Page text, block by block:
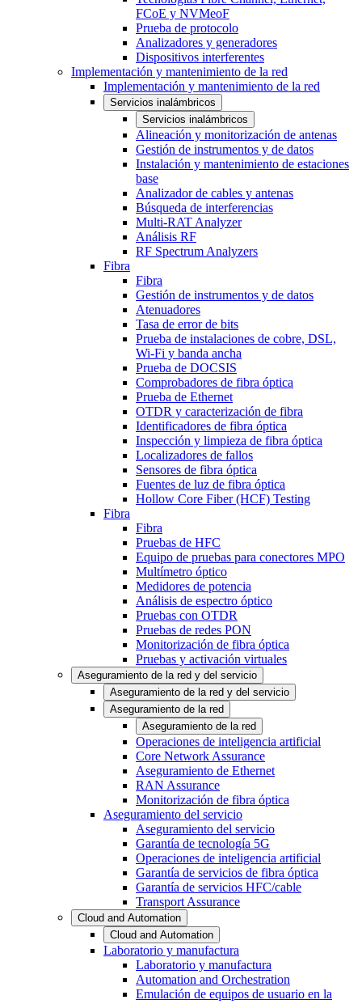
FCoE y NVMeoF
Prueba de protocolo
Analizadores y generadores
Dispositivos interferentes
Implementación y mantenimiento de la red
Implementación y mantenimiento de la red
Servicios inalámbricos
Servicios inalámbricos
Alineación y monitorización de antenas
Gestión de instrumentos y de datos
Instalación y mantenimiento de estaciones
base
Analizador de cables y antenas
Búsqueda de interferencias
Multi-RAT Analyzer
Análisis RF
RF Spectrum Analyzers
Fibra
Fibra
Gestión de instrumentos y de datos
Atenuadores
Tasa de error de bits
Prueba de instalaciones de cobre, DSL,
Wi-Fi y banda ancha
Prueba de DOCSIS
Comprobadores de fibra óptica
Prueba de Ethernet
OTDR y caracterización de fibra
Identificadores de fibra óptica
Inspección y limpieza de fibra óptica
Localizadores de fallos
Sensores de fibra óptica
Fuentes de luz de fibra óptica
Hollow Core Fiber (HCF) Testing
Fibra
Fibra
Pruebas de HFC
Equipo de pruebas para conectores MPO
Multímetro óptico
Medidores de potencia
Análisis de espectro óptico
Pruebas con OTDR
Pruebas de redes PON
Monitorización de fibra óptica
Pruebas y activación virtuales
Aseguramiento de la red y del servicio
Aseguramiento de la red y del servicio
Aseguramiento de la red
Aseguramiento de la red
Operaciones de inteligencia artificial
Core Network Assurance
Aseguramiento de Ethernet
RAN Assurance
Monitorización de fibra óptica
Aseguramiento del servicio
Aseguramiento del servicio
Garantía de tecnología 5G
Operaciones de inteligencia artificial
Garantía de servicios de fibra óptica
Garantía de servicios HFC/cable
Transport Assurance
Cloud and Automation
Cloud and Automation
Laboratorio y manufactura
Laboratorio y manufactura
Automation and Orchestration
Emulación de equipos de usuario en la